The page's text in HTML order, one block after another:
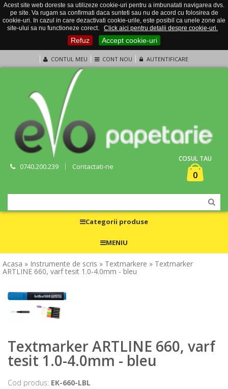
Acest site web doreste sa utilizeze cookie-uri pentru a imbunatati navigarea dvs.
pe site. Va rugam sa confirmati daca sunteti sau nu de acord cu folosirea de
cookie-uri. In cazul in care dezactivati cookie-urile, este posibil ca unele zone ale
site-ului sa nu functioneze corect.
Click aici pentru detalii despre cookie-uri.
Refuz Accept cookie-uri
CONTUL MEU CONT NOU AUTENTIFICARE
0740.200.239 Contactati-ne
COSUL TAU
0
Categorii produse
MENIU
Acasa » Instrumente de scris » Textmarkere » Textmarker
ARTLINE 660, varf tesit 1.0-4.0mm - bleu
Textmarker ARTLINE 660, varf
tesit 1.0-4.0mm - bleu
Cod produs: EK-660-LBL